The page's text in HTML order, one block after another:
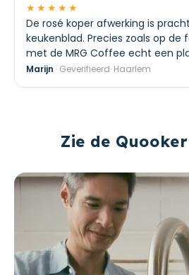
★★★★★
De rosé koper afwerking is
keukenblad. Precies zoals op
met de MRG Coffee echt een
Marijn · Geverifieerd· Haarlem
Zie de